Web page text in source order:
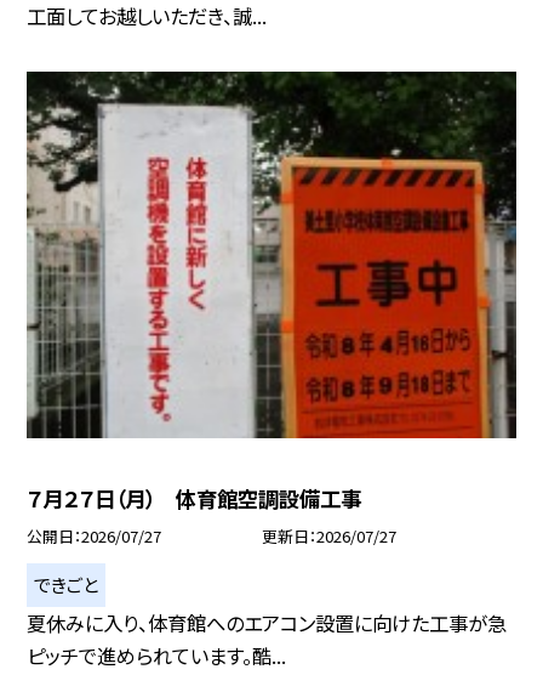
工面してお越しいただき、誠...
７月２７日（月） 体育館空調設備工事
公開日 2026/07/27 更新日 2026/07/27
できごと
夏休みに入り、体育館へのエアコン設置に向けた工事が急
ピッチで進められています。酷...